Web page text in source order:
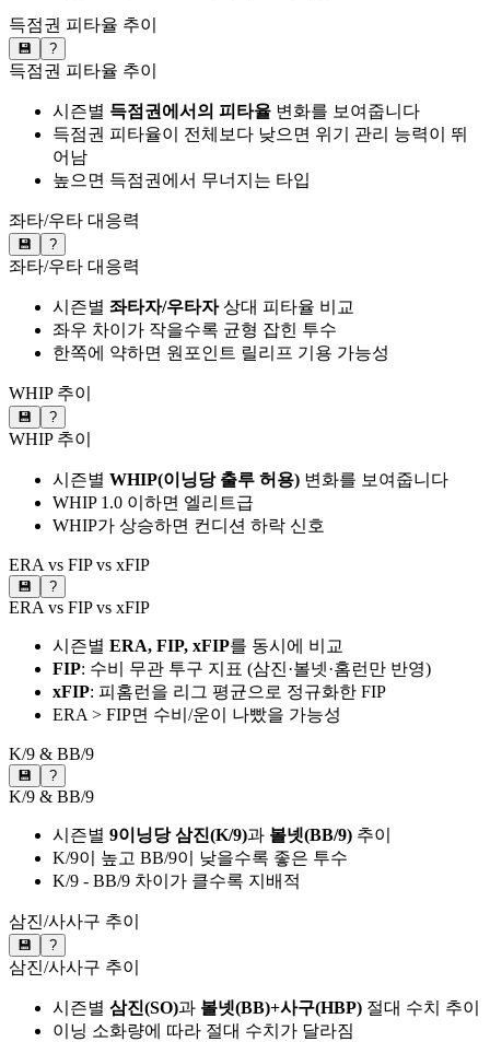
득점권 피타율 추이
💾 ?
득점권 피타율 추이
시즌별 득점권에서의 피타율 변화를 보여줍니다
득점권 피타율이 전체보다 낮으면 위기 관리 능력이 뛰
어남
높으면 득점권에서 무너지는 타입
좌타/우타 대응력
💾 ?
좌타/우타 대응력
시즌별 좌타자/우타자상대 피타율 비교
좌우 차이가 작을수록 균형 잡힌 투수
한쪽에 약하면 원포인트 릴리프 기용 가능성
WHIP 추이
💾 ?
WHIP 추이
시즌별 WHIP(이닝당 출루 허용) 변화를 보여줍니다
WHIP 1.0 이하면 엘리트급
WHIP가 상승하면 컨디션 하락 신호
ERA vs FIP vs xFIP
💾 ?
ERA vs FIP vs xFIP
시즌별 ERA, FIP, xFIP를 동시에 비교
FIP: 수비 무관 투구 지표 (삼진·볼넷·홈런만 반영)
xFIP: 피홈런을 리그 평균으로 정규화한 FIP
ERA > FIP면 수비/운이 나빴을 가능성
K/9 & BB/9
💾 ?
K/9 & BB/9
시즌별 9이닝당 삼진(K/9)과 볼넷(BB/9) 추이
K/9이 높고 BB/9이 낮을수록 좋은 투수
K/9 - BB/9 차이가 클수록 지배적
삼진/사사구 추이
💾 ?
삼진/사사구 추이
시즌별 삼진(SO)과 볼넷(BB)+사구(HBP) 절대 수치 추이
이닝 소화량에 따라 절대 수치가 달라짐